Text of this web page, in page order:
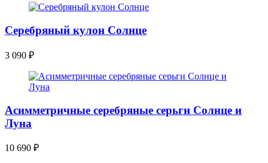
Серебряный кулон Солнце
3 090 ₽
Асимметричные серебряные серьги Солнце и
Луна
10 690 ₽